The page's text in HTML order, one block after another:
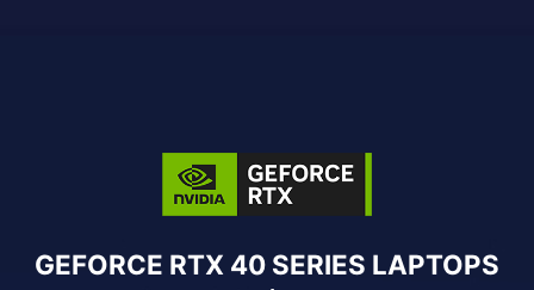
GEFORCE RTX 40 SERIES LAPTOPS